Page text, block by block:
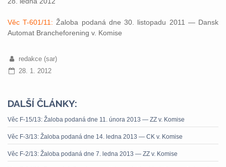
Věc T-601/11: Žaloba podaná dne 30. listopadu 2011 — Dansk
Automat Brancheforening v. Komise
redakce (sar)
28. 1. 2012
DALŠÍ ČLÁNKY:
Věc F-15/13: Žaloba podaná dne 11. února 2013 — ZZ v. Komise
Věc F-3/13: Žaloba podaná dne 14. ledna 2013 — CK v. Komise
Věc F-2/13: Žaloba podaná dne 7. ledna 2013 — ZZ v. Komise